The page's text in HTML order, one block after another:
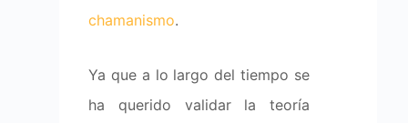
chamanismo.
Ya que a lo largo del tiempo se
ha querido validar la teoría